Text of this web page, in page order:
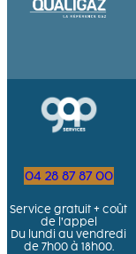
04 28 87 87 00
Service gratuit + coût
de l’appel
Du lundi au vendredi
de 7h00 à 18h00.